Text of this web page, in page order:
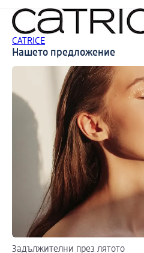
CATRICE
Нашето предложение
Задължителни през лятото